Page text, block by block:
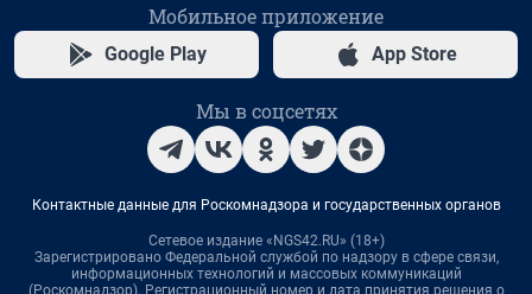
Мобильное приложение
Google Play App Store
Мы в соцсетях
Контактные данные для Роскомнадзора и государственных органов
Сетевое издание «NGS42.RU» (18+)
Зарегистрировано Федеральной службой по надзору в сфере связи,
информационных технологий и массовых коммуникаций
(Роскомнадзор). Регистрационный номер и дата принятия решения о